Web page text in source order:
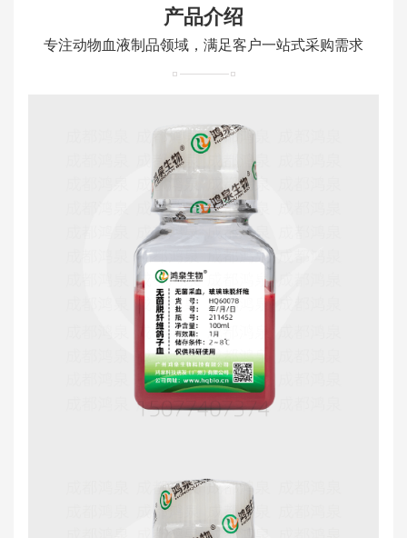
产品介绍
专注动物血液制品领域，满足客户一站式采购需求